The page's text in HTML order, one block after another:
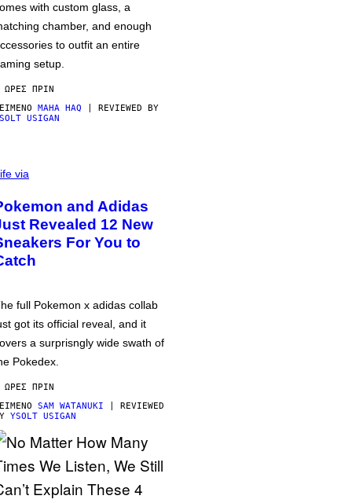
with custom glass, a
chamber, and enough
to outfit an entire
setup.
ΏΡΕΣ ΠΡΙΝ
MAHA HAQ | REVIEWED BY
USIGAN
via
and Adidas
Revealed 12 New
For You to
full Pokemon x adidas collab
got its official reveal, and it
a surprisngly wide swath of
Pokedex.
ΏΡΕΣ ΠΡΙΝ
SAM WATANUKI | REVIEWED
YSOLT USIGAN